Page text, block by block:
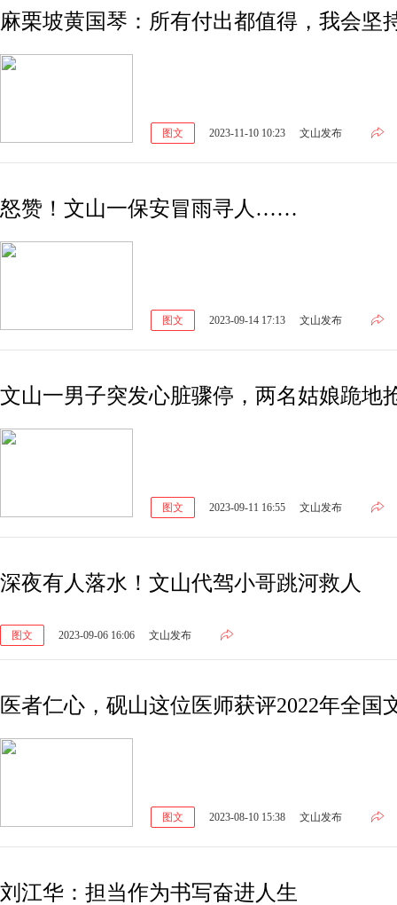
麻栗坡黄国琴：所有付出都值得，我会坚
图文 2023-11-10 10:23 文山发布
怒赞！文山一保安冒雨寻人……
图文 2023-09-14 17:13 文山发布
文山一男子突发心脏骤停，两名姑娘跪地
图文 2023-09-11 16:55 文山发布
深夜有人落水！文山代驾小哥跳河救人
图文 2023-09-06 16:06 文山发布
医者仁心，砚山这位医师获评2022年全国
图文 2023-08-10 15:38 文山发布
刘江华：担当作为书写奋进人生